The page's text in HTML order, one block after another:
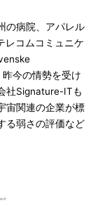
の病院、アパレル
レコムコミュニケ
今の情勢を受け
社Signature-ITも
宙関連の企業が標
る弱さの評価など